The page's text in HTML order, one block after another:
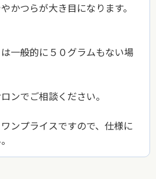
かつらが大き目になります。
一般的に５０グラムもない場
ンでご相談ください。
ンプライスですので、仕様に